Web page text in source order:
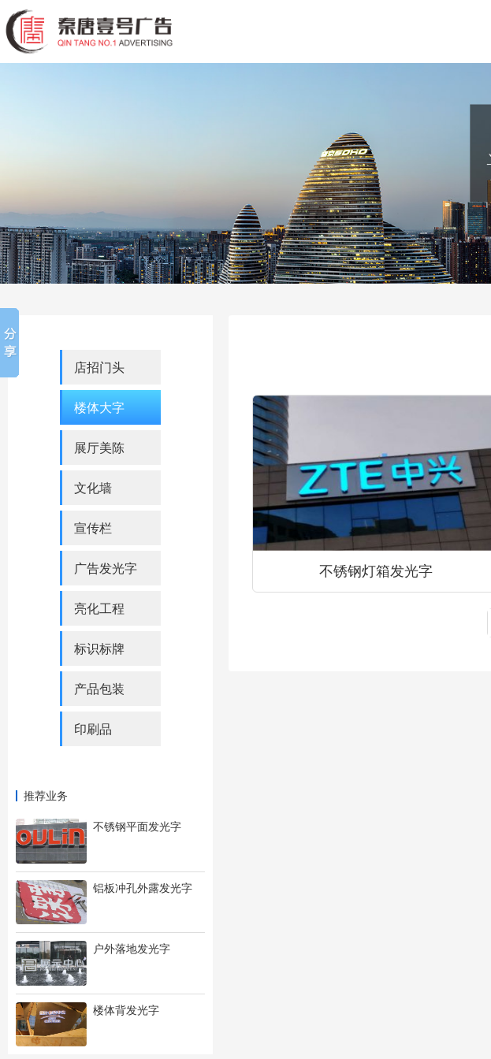
店招门头
楼体大字
展厅美陈
文化墙
宣传栏
广告发光字
亮化工程
标识标牌
产品包装
印刷品
推荐业务
不锈钢平面发光字
铝板冲孔外露发光字
户外落地发光字
楼体背发光字
不锈钢灯箱发光字